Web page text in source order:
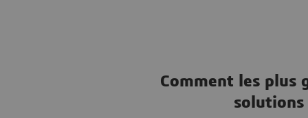
Comment les plus